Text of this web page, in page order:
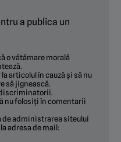
a publica un
o vătămare morală
articolul în cauză și să nu
să jignească.
nu folosiți în comentarii
de administrarea siteului
adresa de mail: